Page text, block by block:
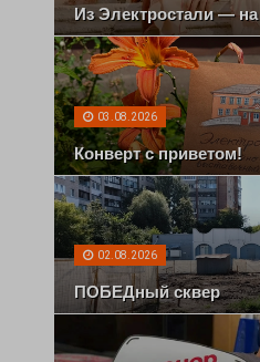
Из Электростали —
03.08.2026
Конверт с приветом!
02.08.2026
ПОБЕДный сквер